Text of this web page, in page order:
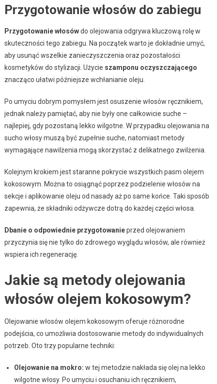
Przygotowanie włosów do zabiegu
Przygotowanie włosówdo olejowania odgrywa kluczową rolę w
skuteczności tego zabiegu. Na początek warto je dokładnie umyć,
aby usunąć wszelkie zanieczyszczenia oraz pozostałości
kosmetyków do stylizacji. Użycie szamponu oczyszczającego
znacząco ułatwi późniejsze wchłanianie oleju.
Po umyciu dobrym pomysłem jest osuszenie włosów ręcznikiem,
jednak należy pamiętać, aby nie były one całkowicie suche –
najlepiej, gdy pozostaną lekko wilgotne. W przypadku olejowania na
sucho włosy muszą być zupełnie suche, natomiast metody
wymagające nawilżenia mogą skorzystać z delikatnego zwilżenia.
Kolejnym krokiem jest staranne pokrycie wszystkich pasm olejem
kokosowym. Można to osiągnąć poprzez podzielenie włosów na
sekcje i aplikowanie oleju od nasady aż po same końce. Taki sposób
zapewnia, że składniki odżywcze dotrą do każdej części włosa.
Dbanie o odpowiednie przygotowanieprzed olejowaniem
przyczynia się nie tylko do zdrowego wyglądu włosów, ale również
wspiera ich regenerację.
Jakie są metody olejowania
włosów olejem kokosowym?
Olejowanie włosów olejem kokosowym oferuje różnorodne
podejścia, co umożliwia dostosowanie metody do indywidualnych
potrzeb. Oto trzy popularne techniki:
Olejowanie na mokro: w tej metodzie nakłada się olej na lekko
wilgotne włosy. Po umyciu i osuchaniu ich ręcznikiem,